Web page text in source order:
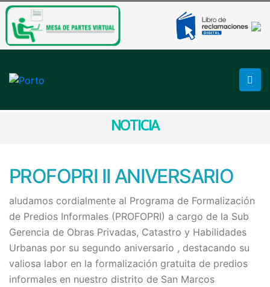
NOTICIA
PROFOPRI II ANIVERSARIO
aludamos cordialmente al Programa de Formalización
de Predios Informales (PROFOPRI) a cargo de la Sub
Gerencia de Obras Privadas, Catastro y Habilidades
Urbanas por su segundo aniversario , destacando su
valiosa labor en la formalización gratuita de predios
informales en nuestro distrito de San Marcos